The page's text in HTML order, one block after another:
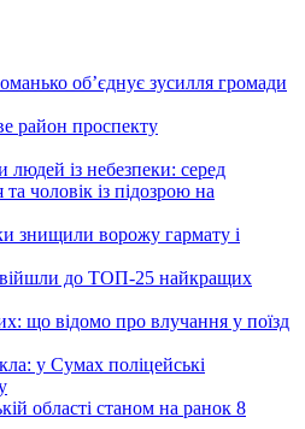
об’єднує зусилля громади
район проспекту
людей із небезпеки: серед
чоловік із підозрою на
знищили ворожу гармату і
до ТОП-25 найкращих
що відомо про влучання у поїзд
у Сумах поліцейські
області станом на ранок 8